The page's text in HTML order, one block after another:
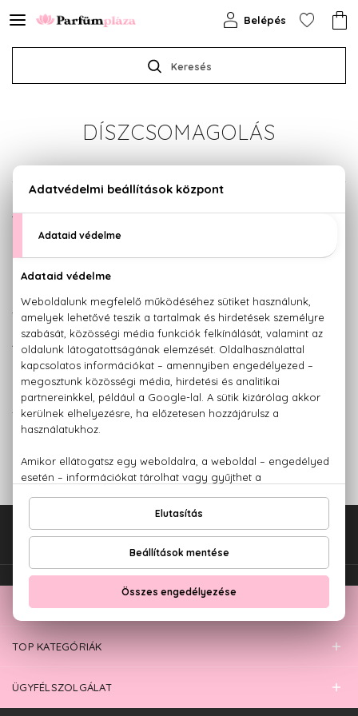
Keresés
Belépés
DÍSZCSOMAGOLÁS
A rendelésleadás alkalmával lehet kérni külön
díszcsomagolást minden vásárolt termékre, amennyiben
ajándékba szánod, de nem akarsz otthon a csomagolással
oldalon megjelenő összegért cserébe ízlésesen
becsomagoljuk díszpapírba, selyemszalaggal átkötve a
választott terméket.
A vásárlási folyamat során a kosárban a becsomagoltatni
kívánt termék alatt található „díszcsomagolás” felirat előtti
mezőt kell kipipálni.
Ha egy adott termékből többet vásárolsz, és NEM mindet
szeretnéd becsomagoltatni, úgy annak megfelelően válaszd
ki a díszcsomagolásnál a kívánt darabszámot.
Különböző termékek esetén minden olyan terméknél
aktiválni kell a díszcsomagolást, amelyikre szeretnél kérni.
TOP KATEGÓRIÁK
ÜGYFÉLSZOLGÁLAT